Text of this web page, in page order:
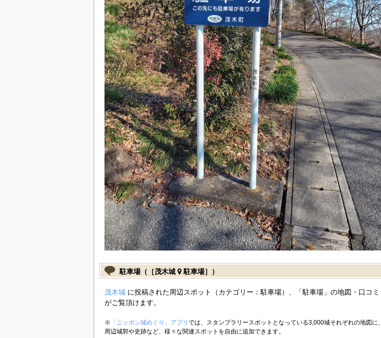
駐車場（［茂木城 駐車場］）
茂木城に投稿された周辺スポット（カテゴリー：駐車場）、「駐車場」の地図・口コミ
がご覧頂けます。
※ 「ニッポン城めぐり」アプリ では、スタンプラリースポットとなっている3,000城それぞれの地図に、
周辺城郭や史跡など、様々な関連スポットを自由に追加できます。